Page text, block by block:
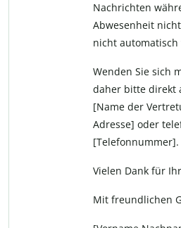
Nachrichten
Abwesenheit
nicht
Wenden Sie sich
daher bitte direkt
[Name der
Adresse] oder
[Telefonnummer].
Vielen Dank für
Mit freundlichen